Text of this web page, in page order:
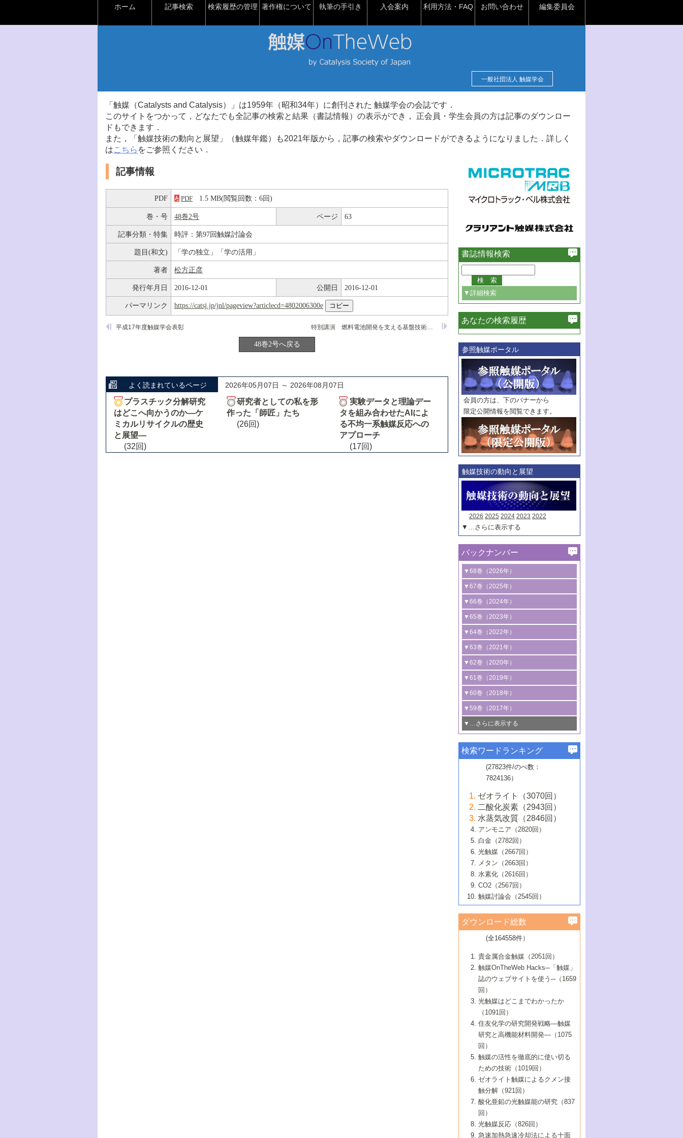
ホーム 記事検索 検索履歴の管理 著作権について 執筆の手引き 入会案内 利用方法・FAQ お問い合わせ 編集委員会
一般社団法人 触媒学会
「触媒（Catalysts and Catalysis）」は1959年（昭和34年）に創刊された 触媒学会の会誌です．
このサイトをつかって，どなたでも全記事の検索と結果（書誌情報）の表示ができ， 正会員・学生会員の方は記事のダウンロー
ドもできます．
また，「触媒技術の動向と展望」（触媒年鑑）も2021年版から，記事の検索やダウンロードができるようになりました．詳しく
はこちら をご参照ください．
記事情報
PDF PDF 1.5 MB(閲覧回数：6回)
巻・号 48巻2号 ページ 63
記事分類・特集 時評：第97回触媒討論会
題目(和文) 「学の独立」「学の活用」
著者 松方正彦
発行年月日 2016-12-01 公開日 2016-12-01
パーマリンク https://catsj.jp/jnl/pageview?articlecd=4802006300e
特別講演 燃料電池開発を支える基盤技術－特にDMFCを中心とした携帯機器用小型電源について－
平成17年度触媒学会表彰
48巻2号へ戻る
よく読まれているページ 2026年05月07日 ～ 2026年08月07日
プラスチック分解研究
はどこへ向かうのか―ケ
ミカルリサイクルの歴史
と展望―
(32回)
研究者としての私を形
作った「師匠」たち
(26回)
実験データと理論デー
タを組み合わせたAIによ
る不均一系触媒反応への
アプローチ
(17回)
書誌情報検索
▼詳細検索
必ず含む
巻・号指定
巻
号
範囲指定
巻
号～
巻
号
触媒年鑑
年度
記事種別
マーク：
マークあり
あなたの検索履歴
参照触媒ポータル
会員の方は、下のバナーから
限定公開情報を閲覧できます。
触媒技術の動向と展望
2026 2025 2024 2023 2022
▼…さらに表示する
バックナンバー
▼68巻（2026年）
1号 過酸化水素合成に関する研究動向
2号 コンピューター技術により加速する
触媒開発
3号 有機分子変換やCO 資源化のための
光触媒に関する最近の研究
B号 第137回触媒討論会（2026年）
▼67巻（2025年）
1号 CO
水素化によるグリーン燃料/グリ
ーンケミカル製造
2号 水素製造のための水分解技術に関す
る最近の研究
3号 オレフィン系樹脂の精密合成に関す
る最新技術
4号 アルコール類の効率的変換を実現す
る非貴金属触媒の研究動向
5号 ゼオライトの合成と応用における研
究動向
6号 ヘテロ接合界面
B号 第135回触媒討論会（2025年）
▼66巻（2024年）
1号 低次元ナノ構造を有する触媒材料
2号 規制反応場を活用した固体触媒研究
の新展開
3号 未踏分子変換を目指した酸化触媒プ
ロセスの最前線
4号 シンクロトロン放射光および中性子
線を利用した触媒解析技術の最先端
5号 単原子触媒
6号 参照触媒委員会からのお知らせ
B号 第133回触媒討論会（2023年）
▼65巻（2023年）
1号 炭素が関わる触媒機能
2号 プラスチックケミカルリサイクルの
ための触媒技術
3号 非酸化物系金属化合物を基盤とした
触媒材料の開発
4号 格子酸素・格子酸素欠陥を利用した
触媒反応
5号 生体触媒によるエネルギー変換反応
6号 窒素とリンの循環のための触媒・機
能性材料
▼64巻（2022年）
1号 合成ガス製造とCOを用いるケミカル
ズ合成の最新動向
2号 化学品合成のための合金触媒開発
3号 CO の排出削減および有効活用のた
めの触媒技術
4号 若手による情報発信企画～とびたて
若き触媒の研究者たち～（1）
若き触媒の研究者たち～（2）
6号 石油のノーブル・ユースを志向した
触媒技術
大学：オンライン・対面開催）
▼63巻（2021年）
1号 金触媒の新展開
2号 ペロブスカイト
3号 特殊反応場を利用した触媒的分子変
換反応
4号 多孔質材料を用いた触媒の新展開
5号 情報学的手法を用いた触媒開発
6号 カーボンニュートラルに向けた電解
技術
B号 第127回触媒討論会（2021年・オン
ライン開催(Zoom)のみ）
▼62巻（2020年）
1号 触媒設計を拓く欠陥構造のキャラク
タリゼーション
2号 機能化学品製造に資するクリーンな
触媒的酸化反応
3号 水処理のための触媒化学
4号 光触媒を用いた水分解の最新の研究
動向
5号 次世代の触媒プロセスを支えるマイ
6号 メタン転換技術の最新動向
B号 第125回触媒討論会（2020年・工学
院大学）
▼61巻（2019年）
1号 物質移動制御に着目した触媒プロセ
ス開発
2号 CO2 フリー水素サプライチェーンに
関わる触媒開発動向
3号 精密高分子合成に関する最近の研究
動向
4号 バイオマス化成品製造のための触媒
5号 固体触媒による含窒素有機化合物変
換の最前線
6号 貴金属使用量低減に向けた自動車排
ガス浄化触媒の開発
B号 第123回触媒討論会（2019年・大阪
▼60巻（2018年）
1号 固体酸触媒の最新の研究動向
2号 二酸化炭素からの有用化学品合成
3号 ナノ粒子・クラスター触媒の最前線
4号 60周年記念企画
5号 進化するゼオライト合成技術
6号 非貴金属系触媒における電気化学的
B号 第121回触媒討論会（2018年・東京
大学）
▼59巻（2017年）
1号 いたるところに，触媒
最先端技術
3号 無機分離膜材料の開発と触媒反応プ
ロセスへの適用
5号 水素のふるまいを解き明かす最先端
研究
6号 低級アルカンの有効利用のための触
媒技術
B号 第119回触媒討論会（2017年・首都
大学東京）
▼…さらに表示する
1号 ユニークな構造の高分子を生み出す触
2号 リグニンからの化成品製造に向けた触
媒技術
3号 触媒研究の最先端～とびたて若き研究
者たち～（1）
4号 触媒研究の最先端～とびたて若き研究
者たち～（2）
5号 触媒研究の最先端～とびたて若き研究
者たち～（3）
6号 イオニクス材料と燃料電池・電解合成
の最新の研究動向
B号 第117回触媒討論会（2016年・大阪府
立大学）
▼57巻（2015年）
1号 水素キャリアにかかわる触媒技術の新
2号 石油精製用触媒の最近の進展
3号 固体酸化物形燃料電池（SOFC）におけ
るアノード触媒上での燃料直接改質技術
4号 コアシェル構造の制御による触媒機能
5号 工業触媒およびその周辺技術の最近の
進歩
6号 ナノシート
B号 第115回触媒討論会（2015年・成蹊大
▼56巻（2014年）
2号 光触媒反応機構に関する最新の研究動
向
開発動向
4号 人工光合成に向けた近年のアプローチ
5号 未利用熱エネルギーの有効活用に貢献
する触媒技術
6号 ポリオキソメタレート
B号 第113回触媒討論会（2014年・ロワジ
ールホテル豊橋）
1号 高耐久性燃料電池システム用触媒にお
ける新展開
2号 リビングラジカル重合の最近の動向
3号 天然ガスの化学工業的展開に関する触
媒技術
4号 貴金属触媒の精密構造制御とその活用
5号 バイオマス化成品製造のための固体触
6号 ナノ空間─吸着状態解析から新機能開拓
B号 第111回触媒討論会（2013年・関西大
▼54巻（2012年）
1号 規則性多孔体の利用技術における最近
の進歩
2号 第109回触媒討論会
3号 貴金属低減技術の最新動向
4号 貴金属代替技術の最新動向
5号 光触媒による物質変換反応の新展開
6号 グラフェン
7号 水素を利用する化成品合成の新潮流
▼53巻（2011年）
1号 金属学から見る合金触媒の新展開
2号 第107回触媒討論会
3号 触媒のその場観察法の進歩（１）
4号 触媒のその場観察法の進歩（２）
5号 不活性結合の触媒的活性化による有機
合成
6号 新しい固体酸触媒技術
7号 ゼオライト合成における最近の進歩
▼52巻（2010年）
1号 触媒の劣化対策と長寿命触媒開発
2号 第105回触媒討論会
3号 ナノ構造が拓く新機能
4号 活性サイトおよびその環境の精密な設
計による触媒の高機能化
5号 触媒を有効に使うための技術
7号 有機分子触媒による精密有機合成
8号 高機能化ポリオレフィンに向けた重合
触媒の最近の進展
1号 炭素材料－熱い注目を集める材料－
2号 第103回触媒討論会
3号 環境浄化用光触媒の現状と課題
4号 水素社会の実現に向けた水素製造・貯
蔵技術の進歩
5号 CO2が関わる触媒・材料
7号 持続可能社会実現のための触媒および
触媒関連技術
▼50巻（2008年）
1号 触媒化学と学会のこの10年，半世紀，
そして未来
2号 第101回触媒討論会
4号 錯体を利用したユニークな表面構造の
構築と機能
5号 若手会員による触媒研究の未来展望1：
企業編
6号 第102回触媒討論会
7号 触媒・化学反応における計算化学の進
8号 若手研究者による触媒研究の未来展望
2：大学・研究所編
▼49巻（2007年）
1号 含フッ素化合物の合成と触媒
2号 第99回触媒討論会
3号 実用的ファインケミカル合成プロセス
を実現する触媒
5号 こんな物質，あんな物質―新たな触媒
の可能性―
7号 『結晶の化学』を活かした触媒研究
8号 イオン液体の応用
▼48巻（2006年）
1号 固体酸触媒の最近の進歩
2号 第97回触媒討論会
3号 リビング重合触媒の最近の展開
5号 水素製造・貯蔵のための触媒技術の新
しい展開
6号 第98回触媒討論会
7号 基礎化学品製造の触媒技術
8号 多機能型リアクター
1号 最近の触媒担体とその効果
2号 第95回触媒討論会
4号 水分解用光触媒材料
5号 時間分解分光の進歩と応用
6号 第96回触媒討論会
8号 超臨界流体を用いた化学プロセスの新
▼46巻（2004年）
1号 部分酸化反応触媒の最前線
2号 第93回触媒討論会
3号 特殊エネルギー場の触媒反応
4号 生体内における金属の触媒作用
5号 ファインケミカルズの展開に寄与する
6号 第94回触媒討論会
7号 サブナノレベルでみた新しい表面現象
8号 オレフィン重合触媒の新たな展
▼45巻（2003年）
1号 なぜこの触媒が良いのか？
2号 第91回触媒討論会
3号 最近の自動車排ガス処理技術
4号 触媒研究の現状と将来─第90回触媒討論
5号 基礎化学品製造の触媒技術
6号 第92回触媒討論会
7号 基礎化学品製造の触媒技術
8号 資源の循環と触媒技術
▼44巻（2002年）
1号 高次制御された触媒の化学
2号 第89回触媒討論会
3号 触媒を利用した電気化学の新展開
4号 ナノ材料の調製と機能化
5号 こんな触媒が欲しい
6号 第90回触媒討論会
7号 触媒研究と学術雑誌/情報
8号 若い世代からみた触媒化学の現状と未
▼43巻（2001年）
1号 グリーンケミストリーと触媒
2号 第87回触媒討論会特集号
3号 生体触媒とバイオプロセス
4号 水素製造・利用の触媒化学
5号 触媒研究における新しい切り口：コン
ビナトリアルケミストリー
6号 第88回触媒討論会特集号
7号 企業における触媒研究のブレークスル
8号 この材料を触媒として使ってみません
▼42巻（2000年）
1号 触媒反応工学の明日を拓く
2号 第85回触媒討論会
3号 反応ダイナミクス
5号 触媒のおもしろさをどのように伝える
6号 第86回触媒討論会
7号 水素化精製触媒の新しい展開
8号 新しい反応性と機能性を目指した金属
クラスタ-化学
▼41巻（1999年）
1号 孔、穴、あな?-特異な空間とその利用-
2号 第83回触媒討論会
3号 均一系触媒反応最前線
4号 実用炭素材料の新展開
5号 研究の方法論を考える
7号 機能性金属材料と触媒
8号 触媒研究へのNMRの応用と展望
▼40巻（1998年）
進展と21世紀への提言/創立40周年記念・触
媒学会この10年の歩みとこれから/創立40周
2号 第81回触媒討論会
3号 計算機触媒化学へのさそい
4号 触媒劣化の制御と予測
5号 最新の実用プロセスと触媒
6号 第82回触媒討論会
1号 均一系と不均一系触媒反応-その特徴と
接点
2号 第79回触媒討論会
3号 最新NO除去触媒の実用化研究
4号 新しい反応場を目指した触媒調製
5号 反応・分離技術の新しい展開
6号 第80回触媒討論会
▼38巻（1996年）
1号 触媒の構造と触媒作用/C1化学を中心と
する21世紀への触媒
3号 オリンピックメダル:金・銀・銅はどん
な触媒作用を示すか
4号 触媒作用における機能の複合化
▼37巻（1995年）
1号 ファインケミカルズと固体触媒
2号 第75回触媒討論会
3号 希土類を利用した触媒
4号 触媒とリサイクル
5号 エネルギー変換触媒
▼36巻（1994年）
1号 電気化学と触媒
2号 第73回触媒討論会
3号 C4化学の展開
4号 《通常号》
▼35巻（1993年）
1号 工業触媒開発マニュアル―探索から工
業化まで
2号 第71回触媒討論会
▼34巻（1992年）
1号 インパクトを与えたこの研究
2号 第69回触媒討論会
▼33巻（1991年）
1号 触媒プロセス開発マニュアル―探索か
▼32巻（1990年）
検索ワードランキング
(27823件/のべ数：
7824136）
ゼオライト（3070回）
二酸化炭素（2943回）
水蒸気改質（2846回）
アンモニア（2820回）
白金（2782回）
光触媒（2667回）
メタン（2663回）
水素化（2616回）
CO2（2567回）
触媒討論会（2545回）
ダウンロード総数
(全164558件）
貴金属合金触媒（2051回）
触媒OnTheWeb Hacks─「触媒」
誌のウェブサイトを使う─（1659
回）
光触媒はどこまでわかったか
（1091回）
住友化学の研究開発戦略―触媒
研究と高機能材料開発―（1075
回）
触媒の活性を徹底的に使い切る
ための技術（1019回）
ゼオライト触媒によるクメン接
触分解（921回）
酸化亜鉛の光触媒能の研究（837
回）
光触媒反応（826回）
急速加熱急速冷却法による十面